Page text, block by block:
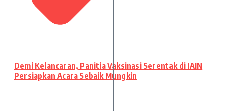
Demi Kelancaran, Panitia Vaksinasi Serentak di IAIN
Persiapkan Acara Sebaik Mungkin